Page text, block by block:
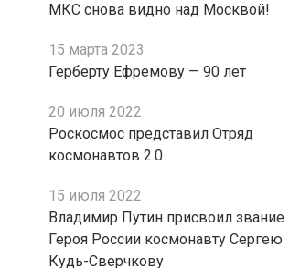
МКС снова видно над Москвой!
15 марта 2023
Герберту Ефремову — 90 лет
20 июля 2022
Роскосмос представил Отряд
космонавтов 2.0
15 июля 2022
Владимир Путин присвоил звание
Героя России космонавту Сергею
Кудь-Сверчкову